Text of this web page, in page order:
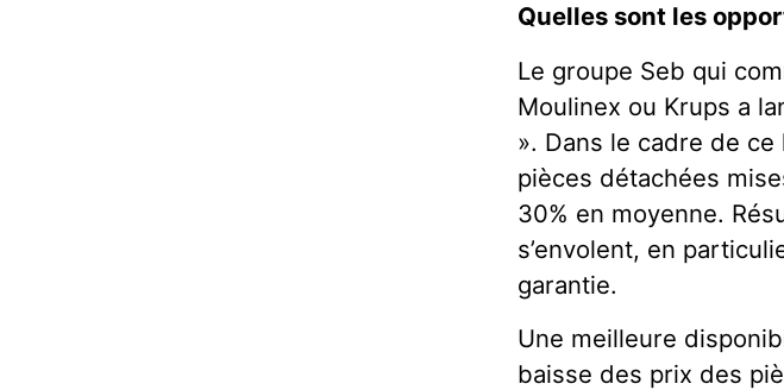
Quelles sont les
Le groupe Seb qui
Moulinex ou Krups a
». Dans le cadre de
pièces détachées
30% en moyenne.
s’envolent, en
garantie.
Une meilleure
baisse des prix des